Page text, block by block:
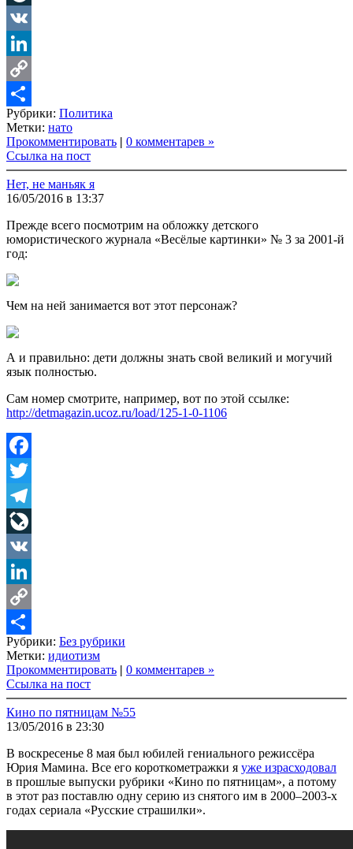
LiveJournal
VK
LinkedIn
Copy
Link
Share
Рубрики: Политика
Метки: нато
Прокомментировать | 0 комментарев »
Ссылка на пост
Нет, не маньяк я
16/05/2016 в 13:37
Прежде всего посмотрим на обложку детского
юмористического журнала «Весёлые картинки» № 3 за 2001-й
год:
Чем на ней занимается вот этот персонаж?
А и правильно: дети должны знать свой великий и могучий
язык полностью.
Сам номер смотрите, например, вот по этой ссылке:
http://detmagazin.ucoz.ru/load/125-1-0-1106
Facebook
Twitter
Telegram
LiveJournal
VK
LinkedIn
Copy
Link
Share
Рубрики: Без рубрики
Метки: идиотизм
Прокомментировать | 0 комментарев »
Ссылка на пост
Кино по пятницам №55
13/05/2016 в 23:30
В воскресенье 8 мая был юбилей гениального режиссёра
Юрия Мамина. Все его короткометражки я уже израсходовал
в прошлые выпуски рубрики «Кино по пятницам», а потому
в этот раз поставлю одну серию из снятого им в 2000–2003-х
годах сериала «Русские страшилки».